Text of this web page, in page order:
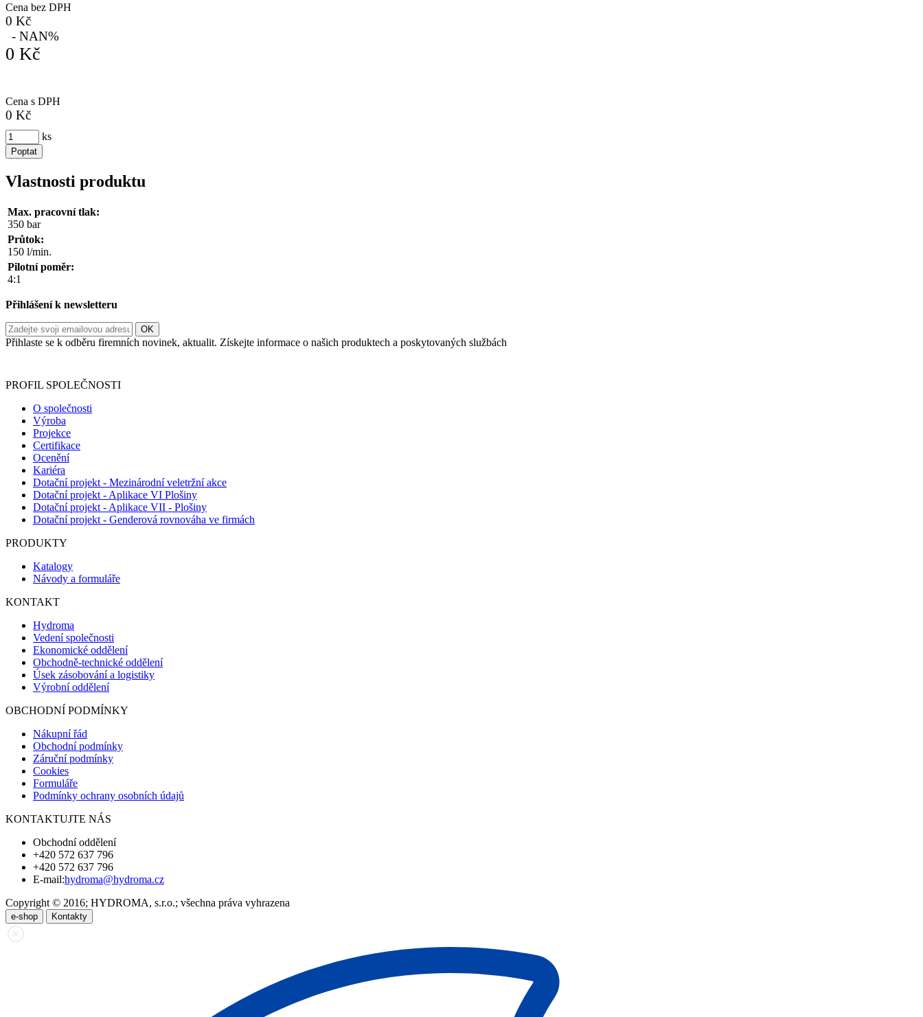
Cena bez DPH
0 Kč
- NAN%
0 Kč
Cena s DPH
0 Kč
ks
Poptat
Vlastnosti produktu
Max. pracovní tlak:
350 bar
Průtok:
150 l/min.
Pilotní poměr:
4:1
Přihlášení k newsletteru
Přihlaste se k odběru firemních novinek, aktualit. Získejte informace o našich produktech a poskytovaných službách
PROFIL SPOLEČNOSTI
O společnosti
Výroba
Projekce
Certifikace
Ocenění
Kariéra
Dotační projekt - Mezinárodní veletržní akce
Dotační projekt - Aplikace VI Plošiny
Dotační projekt - Aplikace VII - Plošiny
Dotační projekt - Genderová rovnováha ve firmách
PRODUKTY
Katalogy
Návody a formuláře
KONTAKT
Hydroma
Vedení společnosti
Ekonomické oddělení
Obchodně-technické oddělení
Úsek zásobování a logistiky
Výrobní oddělení
OBCHODNÍ PODMÍNKY
Nákupní řád
Obchodní podmínky
Záruční podmínky
Cookies
Formuláře
Podmínky ochrany osobních údajů
KONTAKTUJTE NÁS
Obchodní oddělení
+420 572 637 796
+420 572 637 796
E-mail:hydroma@hydroma.cz
Copyright © 2016; HYDROMA, s.r.o.; všechna práva vyhrazena
e-shop Kontakty